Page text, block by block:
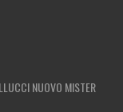
NUOVO MISTER